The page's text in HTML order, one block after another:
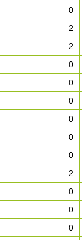
0
2
2
0
0
0
0
0
0
2
0
0
0